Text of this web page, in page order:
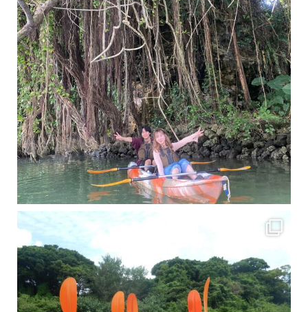
梅雨真っ只中の沖縄ですが 今日もカンカンに晴れてくれました！！
今日は満潮だっ